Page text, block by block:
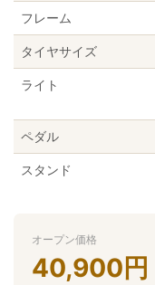
フレーム
タイヤサイズ
ライト
ペダル
スタンド
オープン価格
40,900 円